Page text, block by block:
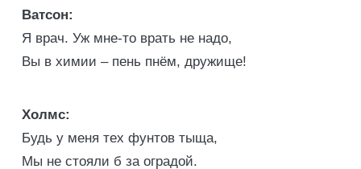
Ватсон:
Я врач. Уж мне-то врать не надо,
Вы в химии – пень пнём, дружище!
Холмс:
Будь у меня тех фунтов тыща,
Мы не стояли б за оградой.